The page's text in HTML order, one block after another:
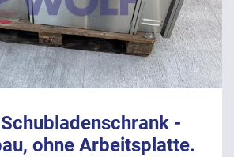
-
ohne Arbeitsplatte.